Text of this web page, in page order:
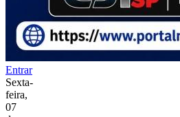
Entrar
Sexta-
feira,
07